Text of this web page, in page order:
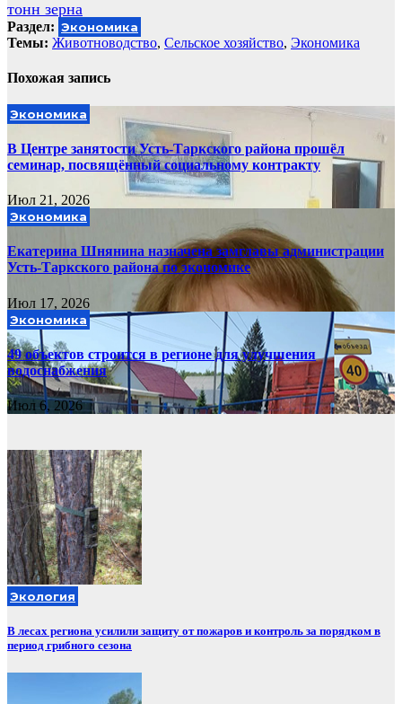
тонн зерна
Раздел: Экономика
Темы: Животноводство, Сельское хозяйство, Экономика
Похожая запись
Экономика
В Центре занятости Усть-Таркского района прошёл
семинар, посвящённый социальному контракту
Июл 21, 2026
Экономика
Екатерина Шнянина назначена замглавы администрации
Усть-Таркского района по экономике
Июл 17, 2026
Экономика
49 объектов строится в регионе для улучшения
водоснабжения
Июл 6, 2026
Экология
В лесах региона усилили защиту от пожаров и контроль за порядком в
период грибного сезона